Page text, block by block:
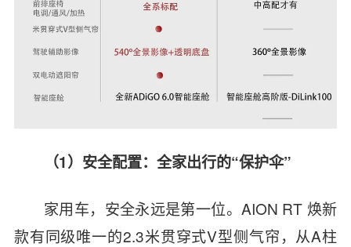
（1）安全配置：全家出行的“保护伞”
家用车，安全永远是第一位。AION RT 焕新
款有同级唯一的2.3米贯穿式V型侧气帘，从A柱